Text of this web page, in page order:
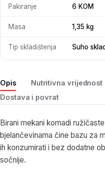
Opis Nutritivna vrijednost
Dostava i povrat
Birani mekani komadi
bjelančevinama čine bazu za
ih konzumirati i bez dodatne
sočnije.
Pakiranje 6 KOM
Masa 1,35 kg
Tip skladištenja Suho